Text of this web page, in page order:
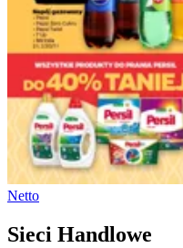
Netto
Sieci Handlowe